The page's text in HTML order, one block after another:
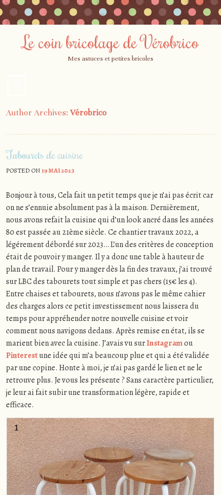
Le coin bricolage de Vérobrico
Mes astuces et petites bricoles
toAuthor Archives: Vérobrico
Tabourets de cuisine
POSTED ON19 MAI 2023
Bonjour à tous, Cela fait un petit temps que je n’ai pas écrit car
on ne s’ennuie absolument pas à la maison. Dernièrement,
nous avons refait la cuisine qui d’un look ancré dans les années
80 est passée au 21ème siècle. Ce chantier travaux 2022, a
légérement débordé sur 2023… L’un des critères de conception
était de pouvoir y manger. Il y a donc une table à hauteur de
plan de travail. Pour y manger dès la fin des travaux, j’ai trouvé
sur LBC des tabourets tout simple et pas chers (15€ les 4).
Entre chaises et tabourets, nous n’avons pas le même cahier
des charges alors ce petit investissement nous laissera du
temps pour appréhender notre nouvelle cuisine et voir
comment nous navigons dedans. Après remise en état, ils se
marient bien avec la cuisine. J’avais vu surInstagramou
Pinterestune idée qui m’a beaucoup plue et qui a été validée
par une copine. Honte à moi, je n’ai pas gardé le lien et ne le
retrouve plus. Je vous les présente ? Sans caractère particulier,
je leur ai fait subir une transformation légère, rapide et
efficace.